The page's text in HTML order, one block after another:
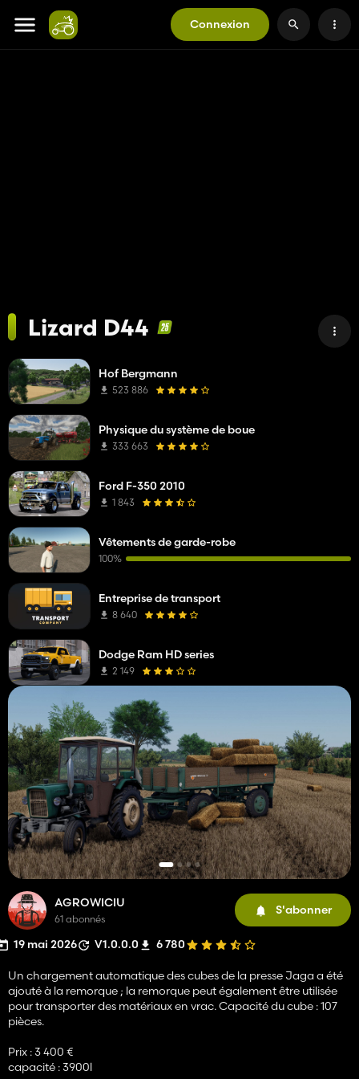
Connexion
Lizard D44
AGROWICIU
61 abonnés
S'abonner
19 mai 2026 V1.0.0.0 6 780
Un chargement automatique des cubes de la presse Jaga a été
ajouté à la remorque ; la remorque peut également être utilisée
pour transporter des matériaux en vrac. Capacité du cube : 107
pièces.
Prix : 3 400 €
capacité : 3900l
Hof Bergmann
523 886
Physique du système de boue
333 663
Ford F-350 2010
1 843
Vêtements de garde-robe
100%
Entreprise de transport
8 640
Dodge Ram HD series
2 149